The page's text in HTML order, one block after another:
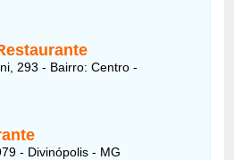
293 - Bairro: Centro -
- Divinópolis - MG